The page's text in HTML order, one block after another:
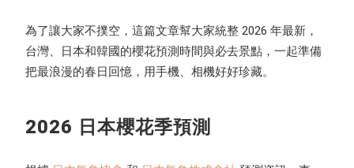
為了讓大家不撲空，這篇文章幫大家統整 2026 年最新，
台灣、日本和韓國的櫻花預測時間與必去景點，一起準備
把最浪漫的春日回憶，用手機、相機好好珍藏。
2026 日本櫻花季預測